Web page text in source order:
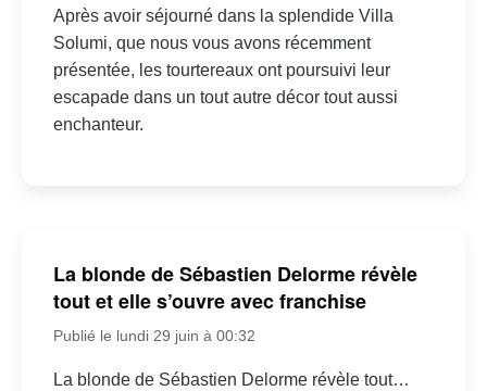
Après avoir séjourné dans la splendide Villa
Solumi, que nous vous avons récemment
présentée, les tourtereaux ont poursuivi leur
escapade dans un tout autre décor tout aussi
enchanteur.
La blonde de Sébastien Delorme révèle
tout et elle s’ouvre avec franchise
Publié le lundi 29 juin à 00:32
La blonde de Sébastien Delorme révèle tout…